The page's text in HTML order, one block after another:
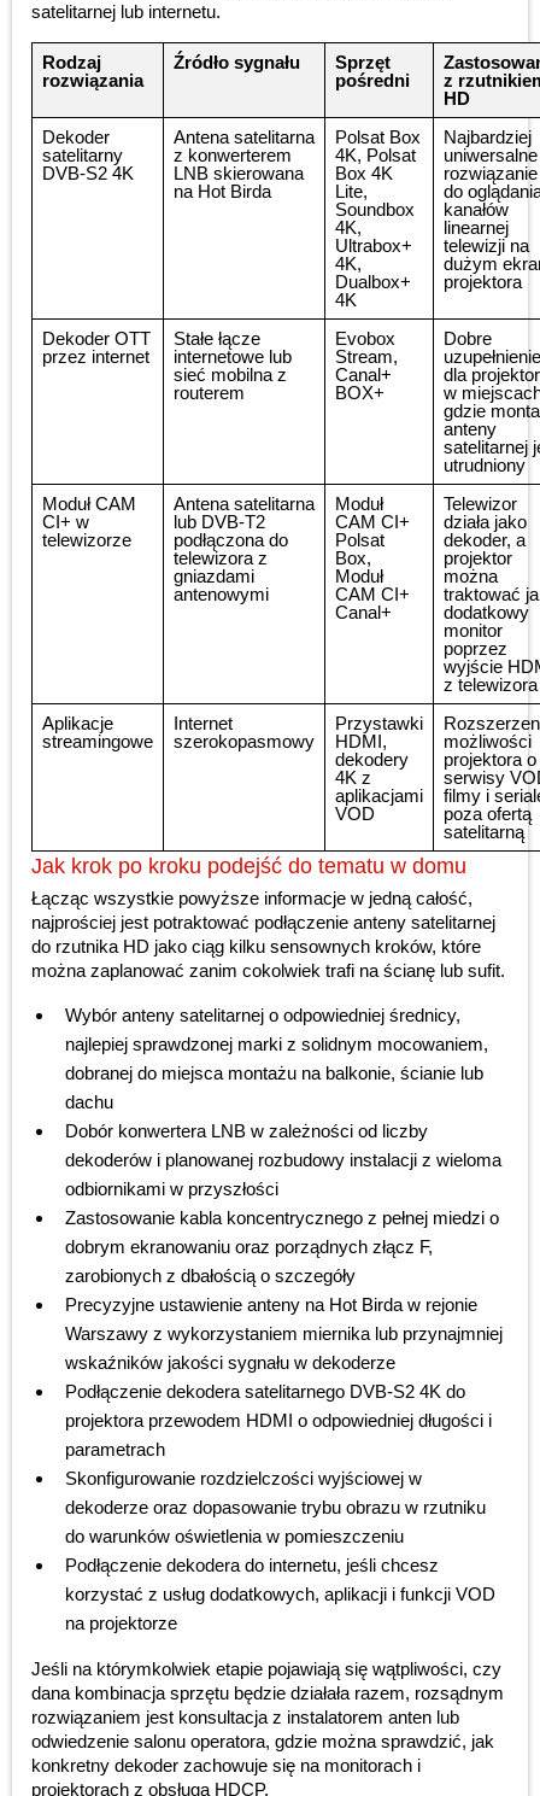
satelitarnej lub internetu.
Rodzaj
rozwiązania
Źródło sygnału
Sprzęt
pośredni
z
HD
Dekoder
satelitarny
DVB-S2 4K
Antena satelitarna
z konwerterem
LNB skierowana
na Hot Birda
Polsat Box
4K, Polsat
Box 4K
Lite,
Soundbox
4K,
Ultrabox+
4K,
Dualbox+
4K
Najbardziej
uniwersalne
rozwiązanie
do
kanałów
linearnej
telewizji na
dużym
projektora
Dekoder OTT
przez internet
Stałe łącze
internetowe lub
sieć mobilna z
routerem
Evobox
Stream,
Canal+
BOX+
Dobre
uzupełnienie
dla
w
gdzie
anteny
satelitarnej
utrudniony
Moduł CAM
CI+ w
telewizorze
Antena satelitarna
lub DVB-T2
podłączona do
telewizora z
gniazdami
antenowymi
Moduł
CAM CI+
Polsat
Box,
Moduł
CAM CI+
Canal+
Telewizor
działa jako
dekoder, a
projektor
można
traktować
dodatkowy
monitor
poprzez
wyjście
z telewizora
Aplikacje
streamingowe
Internet
szerokopasmowy
Przystawki
HDMI,
dekodery
4K z
aplikacjami
VOD
możliwości
projektora o
serwisy
filmy i
poza ofertą
satelitarną
Jak krok po kroku podejść do tematu w domu
Łącząc wszystkie powyższe informacje w jedną całość,
najprościej jest potraktować podłączenie anteny satelitarnej
do rzutnika HD jako ciąg kilku sensownych kroków, które
można zaplanować zanim cokolwiek trafi na ścianę lub sufit.
Wybór anteny satelitarnej o odpowiedniej średnicy,
najlepiej sprawdzonej marki z solidnym mocowaniem,
dobranej do miejsca montażu na balkonie, ścianie lub
dachu
Dobór konwertera LNB w zależności od liczby
dekoderów i planowanej rozbudowy instalacji z wieloma
odbiornikami w przyszłości
Zastosowanie kabla koncentrycznego z pełnej miedzi o
dobrym ekranowaniu oraz porządnych złącz F,
zarobionych z dbałością o szczegóły
Precyzyjne ustawienie anteny na Hot Birda w rejonie
Warszawy z wykorzystaniem miernika lub przynajmniej
wskaźników jakości sygnału w dekoderze
Podłączenie dekodera satelitarnego DVB-S2 4K do
projektora przewodem HDMI o odpowiedniej długości i
parametrach
Skonfigurowanie rozdzielczości wyjściowej w
dekoderze oraz dopasowanie trybu obrazu w rzutniku
do warunków oświetlenia w pomieszczeniu
Podłączenie dekodera do internetu, jeśli chcesz
korzystać z usług dodatkowych, aplikacji i funkcji VOD
na projektorze
Jeśli na którymkolwiek etapie pojawiają się wątpliwości, czy
dana kombinacja sprzętu będzie działała razem, rozsądnym
rozwiązaniem jest konsultacja z instalatorem anten lub
odwiedzenie salonu operatora, gdzie można sprawdzić, jak
konkretny dekoder zachowuje się na monitorach i
projektorach z obsługą HDCP.